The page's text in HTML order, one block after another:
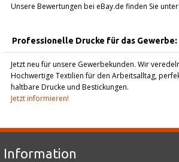
Unsere Bewertungen bei eBay.de finden Sie
Professionelle Drucke für das Gewerbe:
Jetzt neu für unsere Gewerbekunden. Wir
Hochwertige Textilien für den Arbeitsalltag,
haltbare Drucke und Bestickungen.
Jetzt informieren!
Information